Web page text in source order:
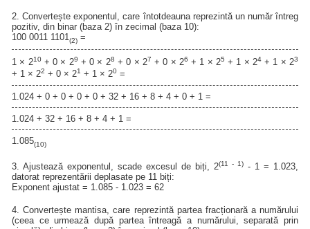
2. Convertește exponentul, care întotdeauna reprezintă un număr întreg
pozitiv, din binar (baza 2) în zecimal (baza 10):
100 0011 1101(2) =
1 × 210+ 0 × 29 + 0 × 28 + 0 × 27 + 0 × 26 + 1 × 25 + 1 × 24+ 1 × 23
+ 1 × 22 + 0 × 21 + 1 × 20 =
1.024 + 0 + 0 + 0 + 0 + 32 + 16 + 8 + 4 + 0 + 1 =
1.024 + 32 + 16 + 8 + 4 + 1 =
1.085(10)
3. Ajustează exponentul, scade excesul de biți, 2(11 - 1)- 1 = 1.023,
datorat reprezentării deplasate pe 11 biți:
Exponent ajustat = 1.085 - 1.023 = 62
4. Convertește mantisa, care reprezintă partea fracționară a numărului
(ceea ce urmează după partea întreagă a numărului, separată prin